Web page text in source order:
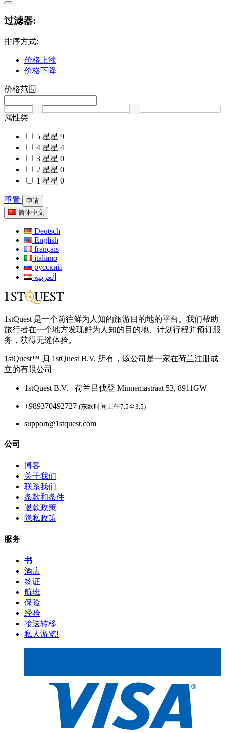
过滤器:
排序方式:
价格上涨
价格下降
价格范围
属性类
5 星星 9
4 星星 4
3 星星 0
2 星星 0
1 星星 0
重置
申请
简体中文
Deutsch
English
français
italiano
русский
العربية
1stQuest 是一个前往鲜为人知的旅游目的地的平台。我们帮助
旅行者在一个地方发现鲜为人知的目的地、计划行程并预订服
务，获得无缝体验。
1stQuest™ 归 1stQuest B.V. 所有，该公司是一家在荷兰注册成
立的有限公司
1stQuest B.V. - 荷兰吕伐登 Minnemastraat 53, 8911GW
+989370492727 (东欧时间上午7.5至3.5)
support@1stquest.com
公司
博客
关于我们
联系我们
条款和条件
退款政策
隐私政策
服务
书
酒店
签证
航班
保险
经验
接送转移
私人游览!